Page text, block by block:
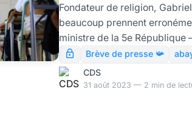
Saint Attal, par
Schwartz
Fondateur de religion,
beaucoup prennent
ministre de la 5e République
lundi, soumettre l’Éducation
rite illégal présenté (de façon
ininterprétable) comme «
Brève de presse 📯
CDS
31 août 2023 — 2 min de